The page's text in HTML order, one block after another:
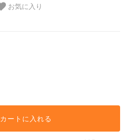
お気に入り
カートに入れる